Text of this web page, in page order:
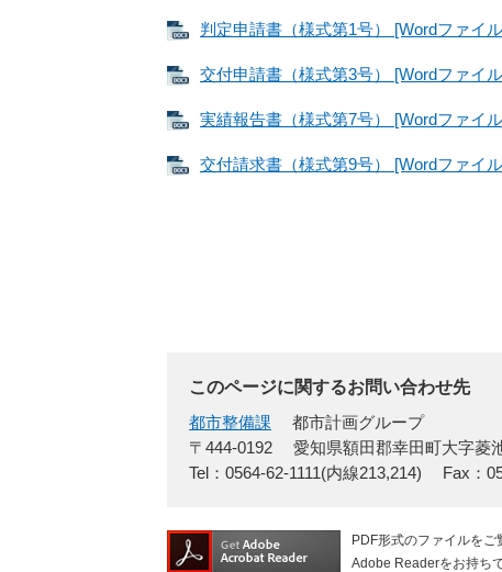
判定申請書（様式第1号） [Wordファイ
交付申請書（様式第3号） [Wordファイ
実績報告書（様式第7号） [Wordファイ
交付請求書（様式第9号） [Wordファイ
このページに関するお問い合わせ先
都市整備課
都市計画グループ
〒444-0192
愛知県額田郡幸田町大字菱
Tel：0564-62-1111(内線213,214)
Fax：
PDF形式のファイルを
Adobe Readerをお持ち